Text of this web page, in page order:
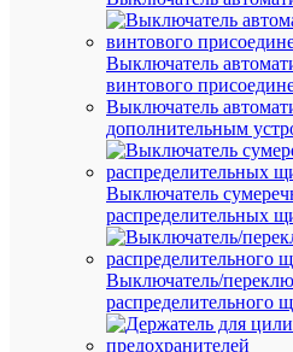
Выключатель
винтового
Выключатель
дополнительным
Выключатель
распределительных
Выключатель/
распределительного